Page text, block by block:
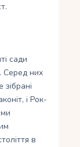
сади
Серед них
і Рок-
в